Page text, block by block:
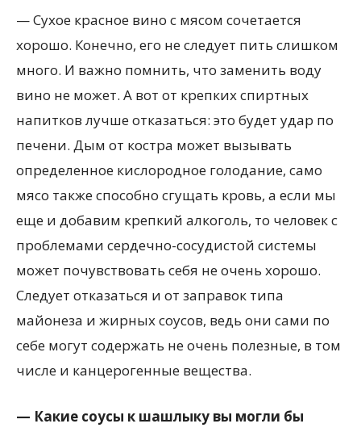
— Сухое красное вино с мясом сочетается
хорошо. Конечно, его не следует пить слишком
много. И важно помнить, что заменить воду
вино не может. А вот от крепких спиртных
напитков лучше отказаться: это будет удар по
печени. Дым от костра может вызывать
определенное кислородное голодание, само
мясо также способно сгущать кровь, а если мы
еще и добавим крепкий алкоголь, то человек с
проблемами сердечно-сосудистой системы
может почувствовать себя не очень хорошо.
Следует отказаться и от заправок типа
майонеза и жирных соусов, ведь они сами по
себе могут содержать не очень полезные, в том
числе и канцерогенные вещества.
— Какие соусы к шашлыку вы могли бы